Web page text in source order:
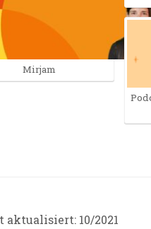
Mirjam
aktualisiert: 10/2021